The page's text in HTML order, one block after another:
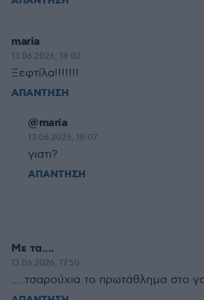
maria
13.06.2026, 18:02
Ξεφτίλα!!!!!!!
ΑΠΑΝΤΗΣΗ
@maria
13.06.2026, 18:07
γιατι?
ΑΠΑΝΤΗΣΗ
Με τα....
13.06.2026, 17:50
.....τσαρούχια το πρωτάθλημα στο